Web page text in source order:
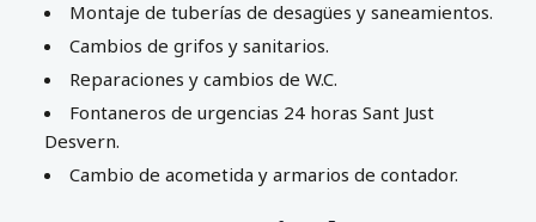
Montaje de tuberías de desagües y saneamientos.
Cambios de grifos y sanitarios.
Reparaciones y cambios de W.C.
Fontaneros de urgencias 24 horas Sant Just
Desvern.
Cambio de acometida y armarios de contador.